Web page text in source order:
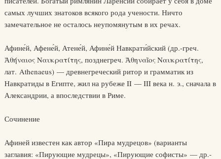
самых лучших знатоков всякого рода учености. Ничто
замечательное не осталось неупомянутым в их речах.
Афине́й, Афене́й, Атене́й, Афине́й Навкрати́йский (др.-греч.
Ἀθήναιος Ναυκρατίτης, позднегреч. Ἀθηναῖος Ναυκρατίτης,
лат. Athenaeus) — древнегреческий ритор и грамматик из
Навкратиды в Египте, жил на рубеже II — III века н. э., сначала в
Александрии, а впоследствии в Риме.
Сочинение
Афиней известен как автор «Пира мудрецов» (варианты
заглавия: «Пирующие мудрецы», «Пирующие софисты» — др.-